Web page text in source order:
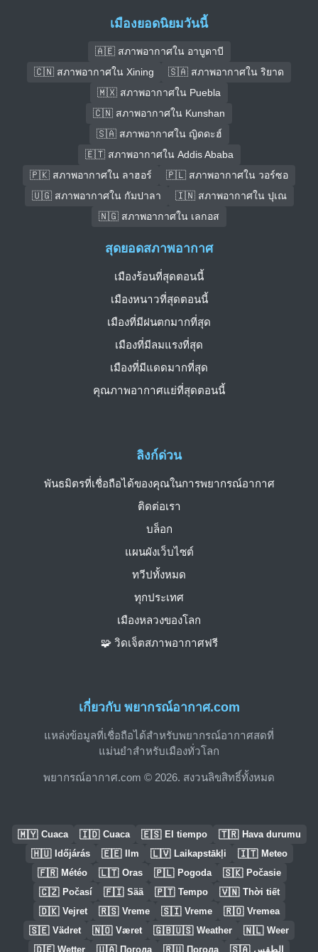
เมืองยอดนิยมวันนี้
🇦🇪 สภาพอากาศใน อาบูดาบี
🇨🇳 สภาพอากาศใน Xining
🇸🇦 สภาพอากาศใน ริยาด
🇲🇽 สภาพอากาศใน Puebla
🇨🇳 สภาพอากาศใน Kunshan
🇸🇦 สภาพอากาศใน ญิดดะฮ์
🇪🇹 สภาพอากาศใน Addis Ababa
🇵🇰 สภาพอากาศใน ลาฮอร์
🇵🇱 สภาพอากาศใน วอร์ซอ
🇺🇬 สภาพอากาศใน กัมปาลา
🇮🇳 สภาพอากาศใน ปุเณ
🇳🇬 สภาพอากาศใน เลกอส
เกี่ยวกับ พยากรณ์อากาศ.com
แหล่งข้อมูลที่เชื่อถือได้สำหรับพยากรณ์อากาศสดที่
แม่นยำสำหรับเมืองทั่วโลก
พยากรณ์อากาศ.com © 2026. สงวนลิขสิทธิ์ทั้งหมด
ลิงก์ด่วน
พันธมิตรที่เชื่อถือได้ของคุณในการพยากรณ์อากาศ
ติดต่อเรา
บล็อก
แผนผังเว็บไซต์
ทวีปทั้งหมด
ทุกประเทศ
เมืองหลวงของโลก
🧩 วิดเจ็ตสภาพอากาศฟรี
สุดยอดสภาพอากาศ
เมืองร้อนที่สุดตอนนี้
เมืองหนาวที่สุดตอนนี้
เมืองที่มีฝนตกมากที่สุด
เมืองที่มีลมแรงที่สุด
เมืองที่มีแดดมากที่สุด
คุณภาพอากาศแย่ที่สุดตอนนี้
🇲🇾 Cuaca 🇮🇩 Cuaca 🇪🇸 El tiempo 🇹🇷 Hava durumu
🇭🇺 Időjárás 🇪🇪 Ilm 🇱🇻 Laikapstākļi 🇮🇹 Meteo
🇫🇷 Météo 🇱🇹 Oras 🇵🇱 Pogoda 🇸🇰 Počasie
🇨🇿 Počasí 🇫🇮 Sää 🇵🇹 Tempo 🇻🇳 Thời tiết
🇩🇰 Vejret 🇷🇸 Vreme 🇸🇮 Vreme 🇷🇴 Vremea
🇸🇪 Vädret 🇳🇴 Været 🇬🇧🇺🇸 Weather 🇳🇱 Weer
🇩🇪 Wetter 🇺🇦 Погода 🇷🇺 Погода 🇸🇦 الطقس